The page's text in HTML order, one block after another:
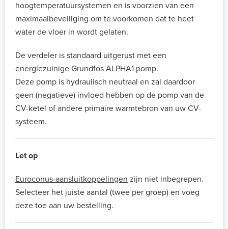
hoogtemperatuursystemen en is voorzien van een
maximaalbeveiliging om te voorkomen dat te heet
water de vloer in wordt gelaten.
De verdeler is standaard uitgerust met een
energiezuinige Grundfos ALPHA1 pomp.
Deze pomp is hydraulisch neutraal en zal daardoor
geen (negatieve) invloed hebben op de pomp van de
CV-ketel of andere primaire warmtebron van uw CV-
systeem.
Let op
Euroconus-aansluitkoppelingen zijn niet inbegrepen.
Selecteer het juiste aantal (twee per groep) en voeg
deze toe aan uw bestelling.